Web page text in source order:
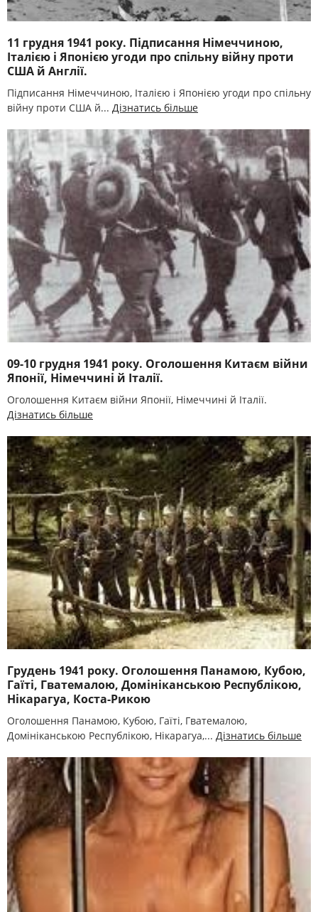
11 грудня 1941 року. Підписання Німеччиною,
Італією і Японією угоди про спільну війну проти
США й Англії.
Підписання Німеччиною, Італією і Японією угоди про спільну
війну проти США й... Дізнатись більше
09-10 грудня 1941 року. Оголошення Китаєм війни
Японії, Німеччині й Італії.
Оголошення Китаєм війни Японії, Німеччині й Італії.
Дізнатись більше
Грудень 1941 року. Оголошення Панамою, Кубою,
Гаїті, Гватемалою, Домініканською Республікою,
Нікарагуа, Коста-Рикою
Оголошення Панамою, Кубою, Гаїті, Гватемалою,
Домініканською Республікою, Нікарагуа,... Дізнатись більше